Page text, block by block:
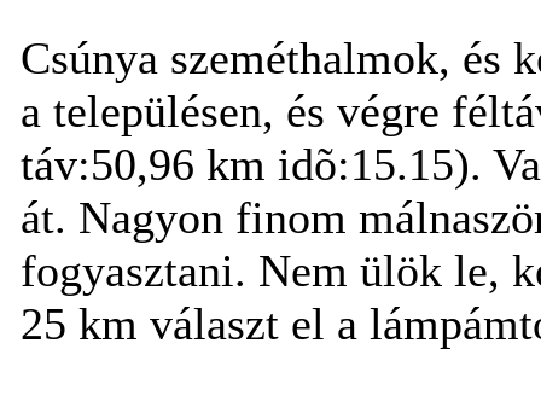
Csúnya szeméthalmok, és
a településen, és végre
táv:50,96 km idõ:15.15).
át. Nagyon finom
fogyasztani. Nem ülök le,
25 km választ el a